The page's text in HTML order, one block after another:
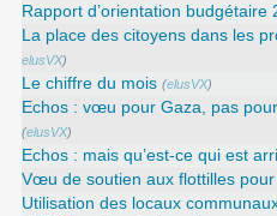
Rapport d’orientation budgétaire
La place des citoyens dans les
elusVX)
Le chiffre du mois (elusVX)
Echos : vœu pour Gaza, pas
(elusVX)
Echos : mais qu’est-ce qui est
Vœu de soutien aux flottilles pour
Utilisation des locaux